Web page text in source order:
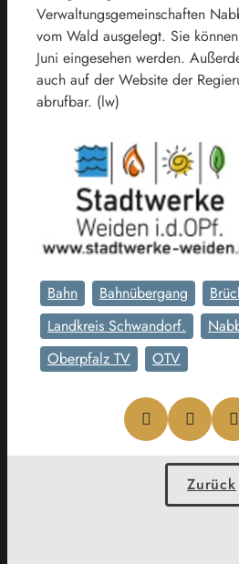
Verwaltungsgemeinschaften
vom Wald ausgelegt. Sie
Juni eingesehen werden.
auch auf der Website der
abrufbar. (lw)
Bahn Bahnübergang
Landkreis Schwandorf.
Oberpfalz TV
OTV
Zurück